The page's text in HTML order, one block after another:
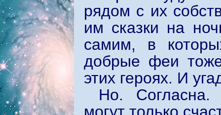
рядом с их
им сказки на
самим, в
добрые феи
этих героях. И
Но. Согласна.